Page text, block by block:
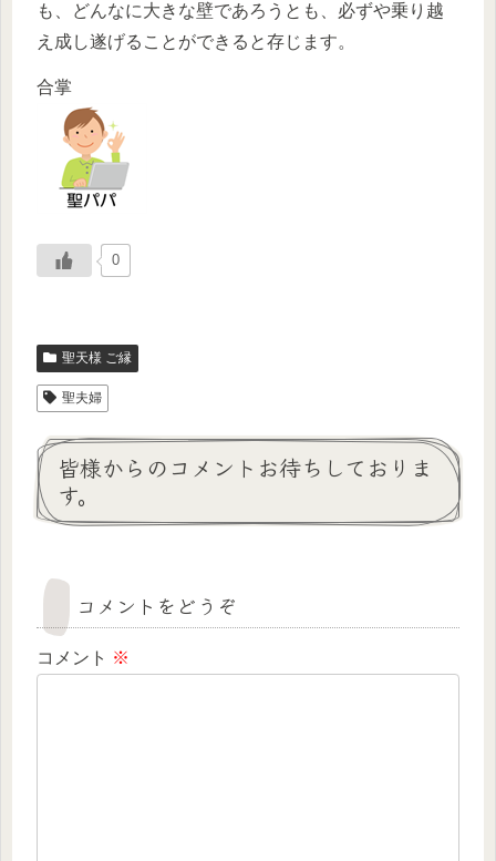
も、どんなに大きな壁であろうとも、必ずや乗り越
え成し遂げることができると存じます。
合掌
0
聖天様 ご縁
聖夫婦
皆様からのコメントお待ちしておりま
す。
コメントをどうぞ
コメント ※